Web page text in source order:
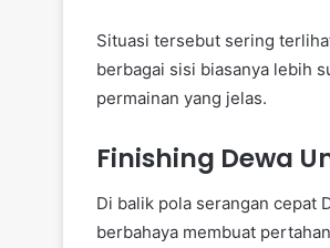
Situasi tersebut sering
berbagai sisi biasanya lebih
permainan yang jelas.
Finishing Dewa
Di balik pola serangan cepat
berbahaya membuat